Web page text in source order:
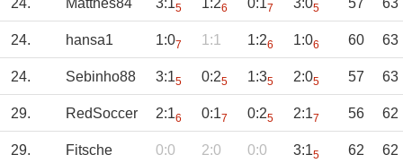
24. Matthes84 3:15 1:26 0:17 3:05 57 63
24. hansa1 1:07 1:1 1:26 1:06 60 63
24. Sebinho88 3:15 0:25 1:35 2:05 57 63
29. RedSoccer 2:16 0:17 0:25 2:17 56 62
29. Fitsche 0:0 2:0 0:0 3:15 62 62